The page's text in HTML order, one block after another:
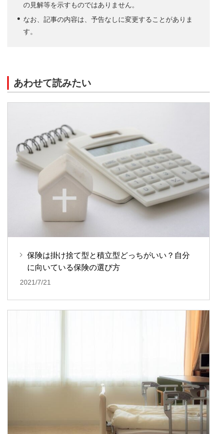
の見解等を示すものではありません。
なお、記事の内容は、予告なしに変更することがありま
す。
あわせて読みたい
保険は掛け捨て型と積立型どっちがいい？自分
に向いている保険の選び方
2021/7/21